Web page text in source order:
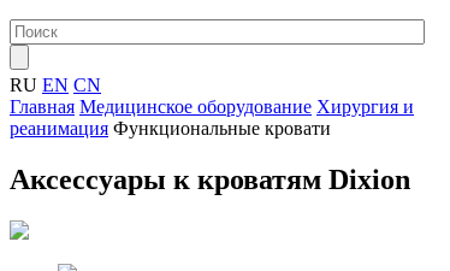
RU EN CN
Главная Медицинское оборудование Хирургия и
реанимация Функциональные кровати
Аксессуары к кроватям Dixion